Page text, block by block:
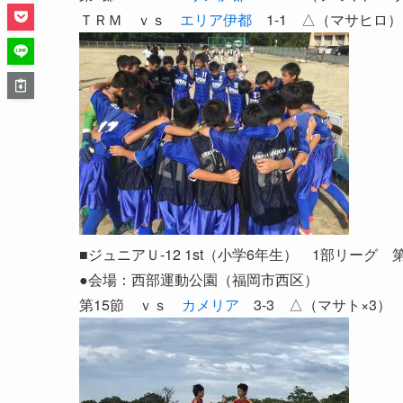
ＴＲＭ ｖｓ エリア伊都 1-1 △（マサヒロ）
■ジュニアＵ-12 1st（小学6年生） 1部リーグ
●会場：西部運動公園（福岡市西区）
第15節 ｖｓ カメリア 3-3 △（マサト×3）